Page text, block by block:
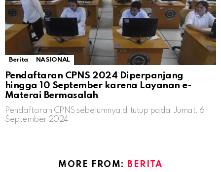
Berita NASIONAL
Pendaftaran CPNS 2024 Diperpanjang
hingga 10 September karena Layanan e-
Materai Bermasalah
Pendaftaran CPNS sebelumnya ditutup pada Jumat, 6
September 2024
MORE FROM: BERITA